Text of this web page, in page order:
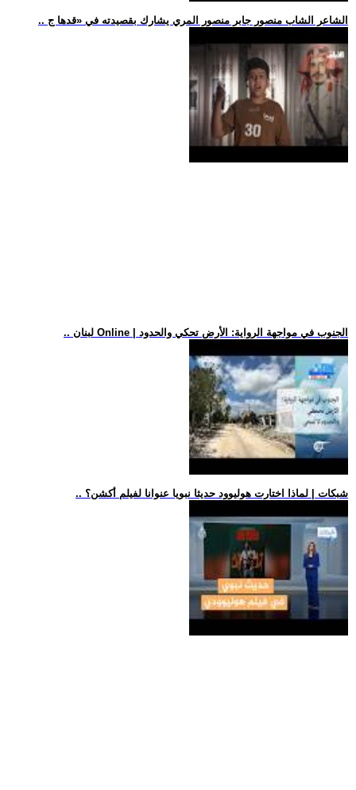
.. الشاعر الشاب منصور جابر منصور المري يشارك بقصيدته في «قدها ج
.. لبنان Online | الجنوب في مواجهة الرواية: الأرض تحكي والحدود
.. شبكات | لماذا اختارت هوليوود حديثا نبويا عنوانا لفيلم أكشن؟